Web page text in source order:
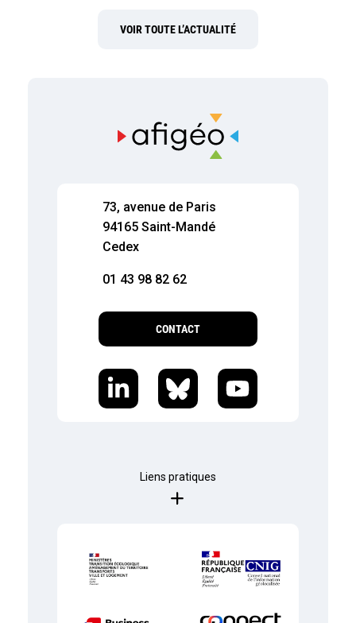
VOIR TOUTE L’ACTUALITÉ
73, avenue de Paris
94165 Saint-Mandé
Cedex
01 43 98 82 62
CONTACT
Liens pratiques